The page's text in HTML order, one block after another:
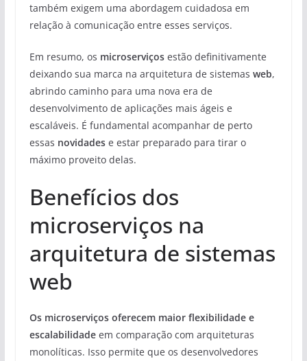
também exigem uma abordagem cuidadosa em
relação à comunicação entre esses serviços.
Em resumo, os microserviçosestão definitivamente
deixando sua marca na arquitetura de sistemas web,
abrindo caminho para uma nova era de
desenvolvimento de aplicações mais ágeis e
escaláveis. É fundamental acompanhar de perto
essas novidadese estar preparado para tirar o
máximo proveito delas.
Benefícios dos
microserviços na
arquitetura de sistemas
web
Os microserviços oferecem maior flexibilidade e
escalabilidadeem comparação com arquiteturas
monolíticas. Isso permite que os desenvolvedores